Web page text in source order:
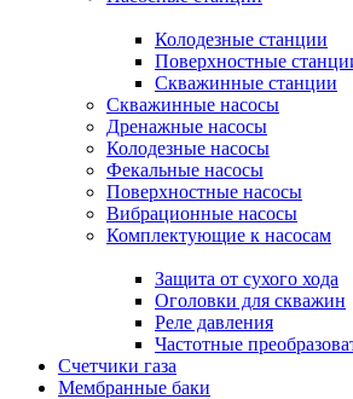
Колодезные станции
Поверхностные
Скважинные станции
Скважинные насосы
Дренажные насосы
Колодезные насосы
Фекальные насосы
Поверхностные насосы
Вибрационные насосы
Комплектующие к насосам
Защита от сухого хода
Оголовки для скважин
Реле давления
Частотные
Счетчики газа
Мембранные баки